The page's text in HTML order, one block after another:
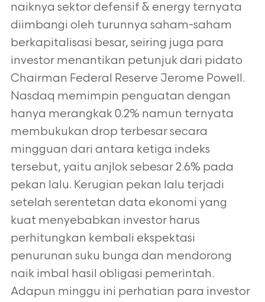
naiknya sektor defensif & energy ternyata
diimbangi oleh turunnya saham-saham
berkapitalisasi besar, seiring juga para
investor menantikan petunjuk dari pidato
Chairman Federal Reserve Jerome Powell.
Nasdaq memimpin penguatan dengan
hanya merangkak 0.2% namun ternyata
membukukan drop terbesar secara
mingguan dari antara ketiga indeks
tersebut, yaitu anjlok sebesar 2.6% pada
pekan lalu. Kerugian pekan lalu terjadi
setelah serentetan data ekonomi yang
kuat menyebabkan investor harus
perhitungkan kembali ekspektasi
penurunan suku bunga dan mendorong
naik imbal hasil obligasi pemerintah.
Adapun minggu ini perhatian para investor